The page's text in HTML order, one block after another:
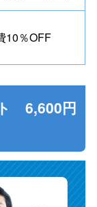
10％OFF
6,600円